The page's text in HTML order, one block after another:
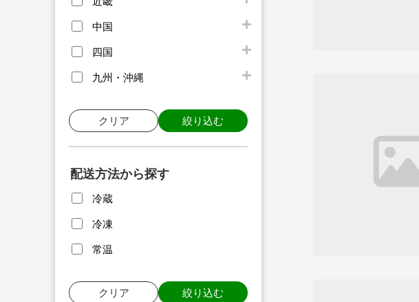
中国
四国
九州・沖縄
クリア 絞り込む
配送方法から探す
冷蔵
冷凍
常温
クリア 絞り込む